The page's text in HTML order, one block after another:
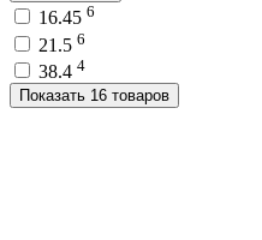
16.45 6
21.5 6
38.4 4
Показать 16 товаров